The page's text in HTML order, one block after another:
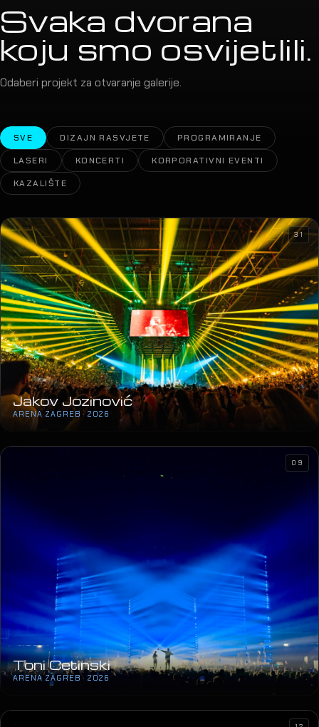
Svaka dvorana
koju smo osvijetlili.
Odaberi projekt za otvaranje galerije.
SVE DIZAJN RASVJETE
PROGRAMIRANJE
LASERI
KONCERTI
KORPORATIVNI EVENTI
KAZALIŠTE
Jakov Jozinović
ARENA ZAGREB · 2026
31
Toni Cetinski
ARENA ZAGREB · 2026
09